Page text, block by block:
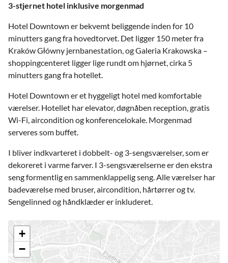
3-stjernet hotel inklusive morgenmad
Hotel Downtown er bekvemt beliggende inden for 10
minutters gang fra hovedtorvet. Det ligger 150 meter fra
Kraków Główny jernbanestation, og Galeria Krakowska –
shoppingcenteret ligger lige rundt om hjørnet, cirka 5
minutters gang fra hotellet.
Hotel Downtown er et hyggeligt hotel med komfortable
værelser. Hotellet har elevator, døgnåben reception, gratis
Wi-Fi, aircondition og konferencelokale. Morgenmad
serveres som buffet.
I bliver indkvarteret i dobbelt- og 3-sengsværelser, som er
dekoreret i varme farver. I 3-sengsværelserne er den ekstra
seng formentlig en sammenklappelig seng. Alle værelser har
badeværelse med bruser, aircondition, hårtørrer og tv.
Sengelinned og håndklæder er inkluderet.
+
−